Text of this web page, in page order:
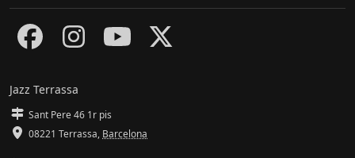
Jazz Terrassa
Sant Pere 46 1r pis
08221 Terrassa, Barcelona